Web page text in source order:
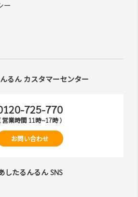
ー
るん カスタマーセンター
725-770
営業時間 11時~17時 )
お問い合わせ
したるんるん SNS